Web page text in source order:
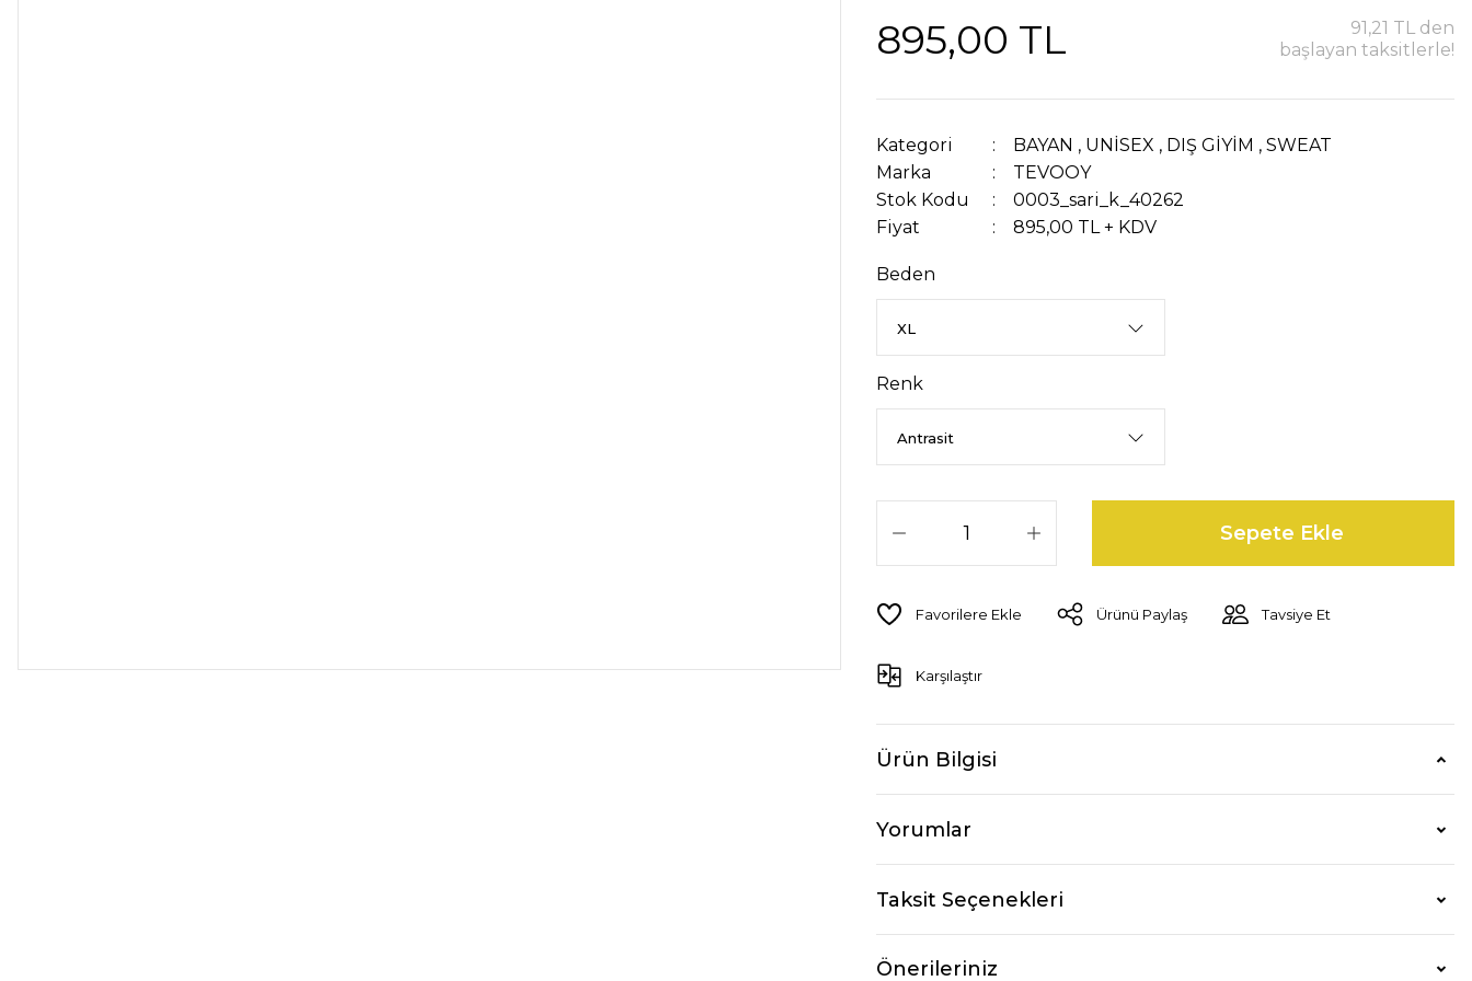
895,00 TL
91,21 TL den
başlayan taksitlerle!
Kategori BAYAN , UNİSEX , DIŞ GİYİM , SWEAT
Marka
TEVOOY
Stok Kodu
0003_sari_k_40262
Fiyat
895,00 TL + KDV
Beden
Renk
Sepete Ekle
Ürünü Paylaş Tavsiye Et
Karşılaştır
Ürün Bilgisi
Yorumlar
Taksit Seçenekleri
Önerileriniz